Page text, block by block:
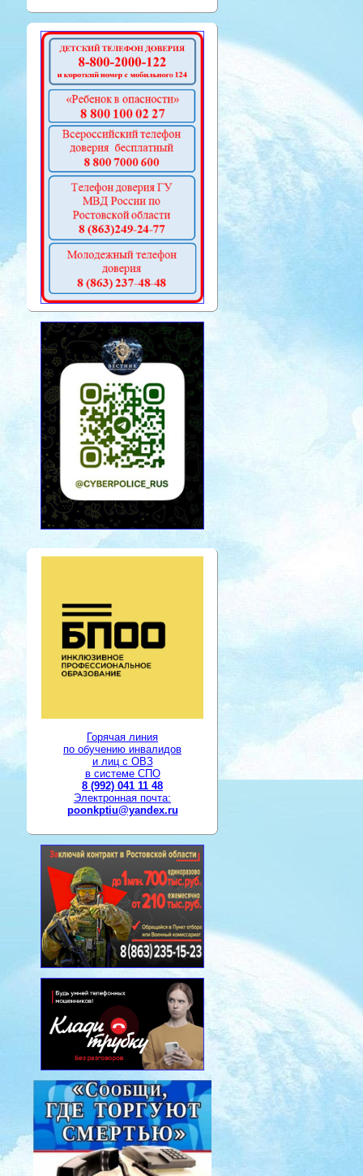
Горячая линия
по обучению инвалидов
и лиц с ОВЗ
в системе СПО
8 (992) 041 11 48
Электронная почта:
poonkptiu@yandex.ru